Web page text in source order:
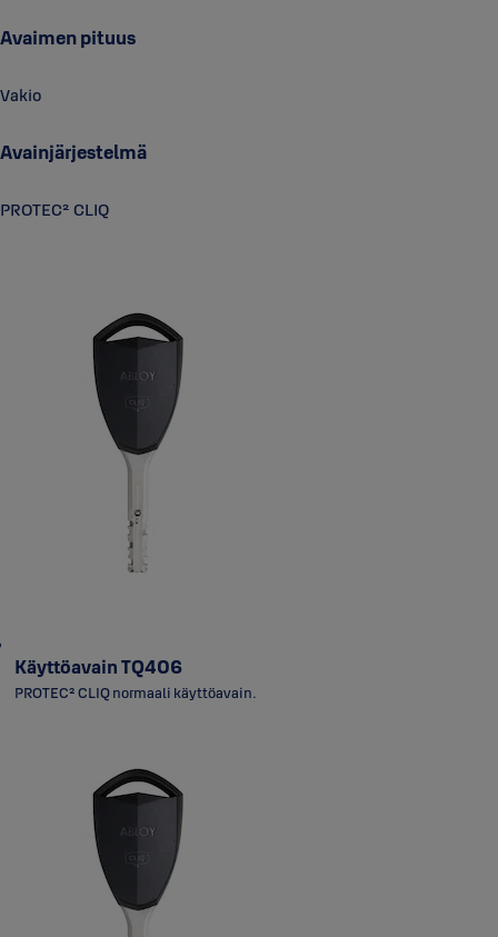
Avaimen pituus
Vakio
Avainjärjestelmä
PROTEC² CLIQ
Käyttöavain TQ406
PROTEC² CLIQ normaali käyttöavain.